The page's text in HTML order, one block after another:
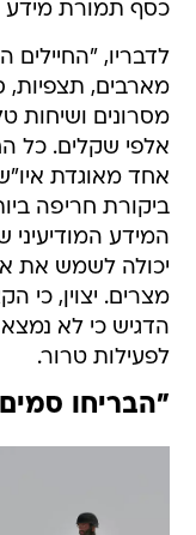
כסף תמורת
לדבריו, "החיילים
מארבים, תצפיות,
מסרונים ושיחות
אלפי שקלים. כל
אחד מאוגדת
ביקורת חריפה
המידע
יכולה לשמש את
מצרים. יצוין, כי
הדגיש כי לא
לפעילות טרור.
"הבריחו